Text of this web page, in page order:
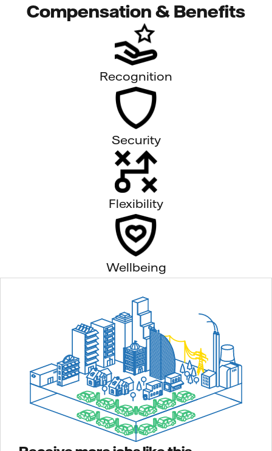
Compensation & Benefits
Recognition
Security
Flexibility
Wellbeing